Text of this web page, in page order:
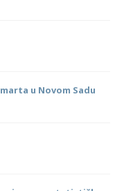
u Novom Sadu